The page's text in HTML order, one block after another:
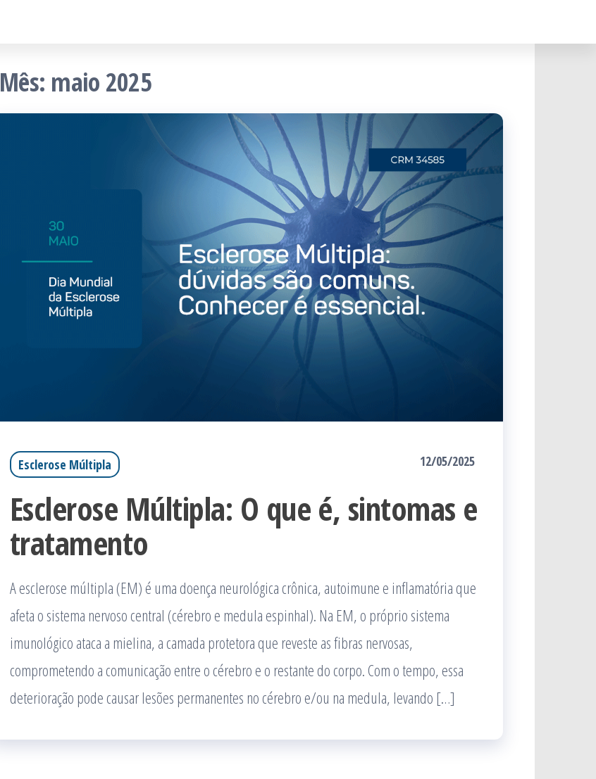
Mês: maio 2025
Esclerose Múltipla 12/05/2025
Esclerose Múltipla: O que é, sintomas e
tratamento
A esclerose múltipla (EM) é uma doença neurológica crônica, autoimune e inflamatória que
afeta o sistema nervoso central (cérebro e medula espinhal). Na EM, o próprio sistema
imunológico ataca a mielina, a camada protetora que reveste as fibras nervosas,
comprometendo a comunicação entre o cérebro e o restante do corpo. Com o tempo, essa
deterioração pode causar lesões permanentes no cérebro e/ou na medula, levando […]